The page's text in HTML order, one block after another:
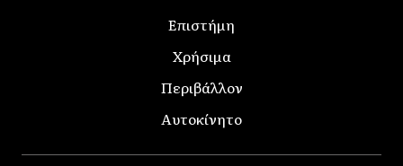
Επιστήμη
Χρήσιμα
Περιβάλλον
Αυτοκίνητο